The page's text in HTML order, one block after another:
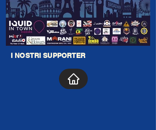
I NOSTRI SUPPORTER